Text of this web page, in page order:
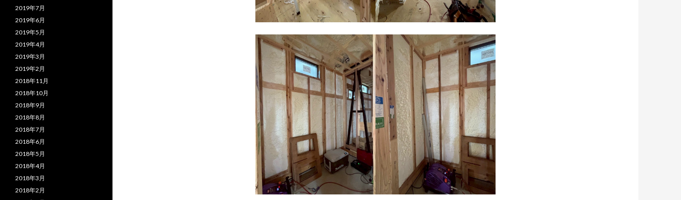
2019年7月
2019年6月
2019年5月
2019年4月
2019年3月
2019年2月
2018年11月
2018年10月
2018年9月
2018年8月
2018年7月
2018年6月
2018年5月
2018年4月
2018年3月
2018年2月